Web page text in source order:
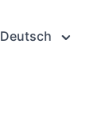
Deutsch